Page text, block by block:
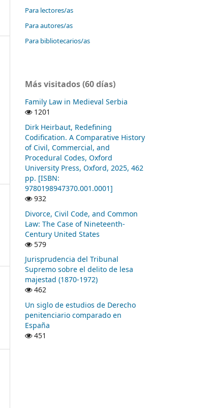
Para lectores/as
Para autores/as
Para bibliotecarios/as
Más visitados (60 días)
Family Law in Medieval Serbia
1201
Dirk Heirbaut, Redefining
Codification. A Comparative History
of Civil, Commercial, and
Procedural Codes, Oxford
University Press, Oxford, 2025, 462
pp. [ISBN:
9780198947370.001.0001]
932
Divorce, Civil Code, and Common
Law: The Case of Nineteenth-
Century United States
579
Jurisprudencia del Tribunal
Supremo sobre el delito de lesa
majestad (1870-1972)
462
Un siglo de estudios de Derecho
penitenciario comparado en
España
451